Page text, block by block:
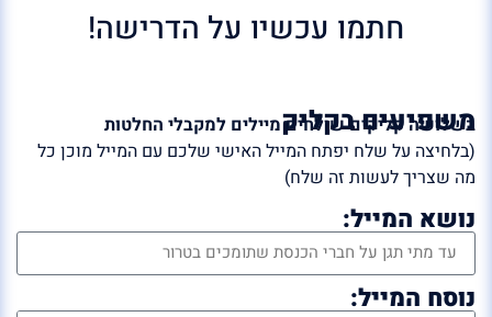
חתמו עכשיו על הדרישה!
משפיעים בקליק
בשלושה קליקים שולחים מיילים למקבלי החלטות
(בלחיצה על שלח יפתח המייל האישי שלכם עם המייל מוכן כל
מה שצריך לעשות זה שלח)
נושא המייל:
נוסח המייל: